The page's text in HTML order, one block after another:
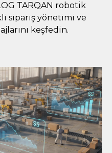
TARQAN robotik
sipariş yönetimi ve
keşfedin.